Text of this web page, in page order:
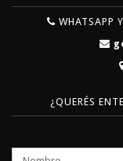
¿QUERÉS